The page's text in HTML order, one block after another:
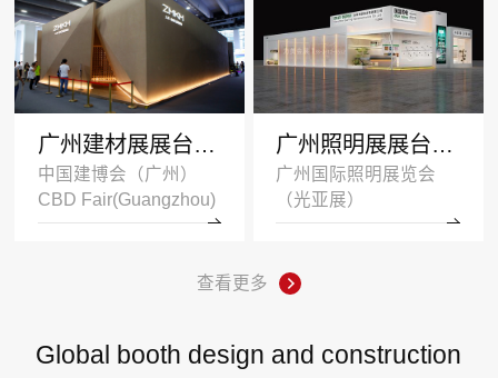
广州建材展展台设计搭建案例-ZMKM芝麻开门
中国建博会（广州）
CBD Fair(Guangzhou)
广州照明展展台搭建案例-国盈光电2024
广州国际照明展览会
（光亚展）
查看更多
Global booth design and construction